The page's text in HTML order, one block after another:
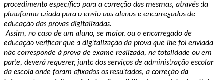
procedimento específico para a correção das mesmas, através da
plataforma criada para o envio aos alunos e encarregados de
educação das provas digitalizadas.
Assim, no caso de um aluno, se maior, ou o encarregado de
educação verificar que a digitalização da prova que lhe foi enviada
não corresponde à prova de exame realizada, na totalidade ou em
parte, deverá requerer, junto dos serviços de administração escolar
da escola onde foram afixados os resultados, a correção da